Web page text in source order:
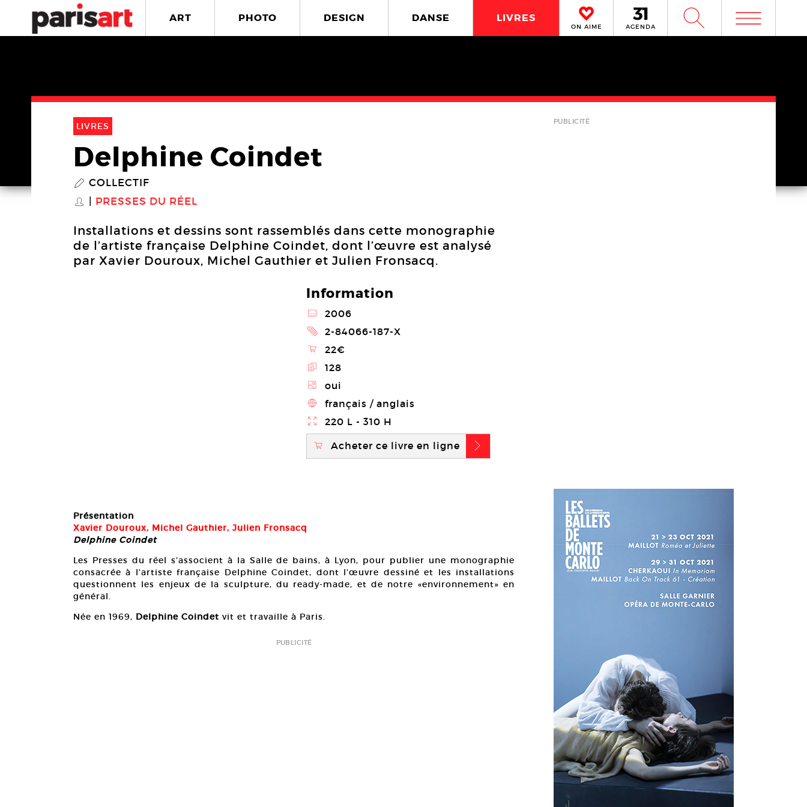
ART PHOTO DESIGN DANSE LIVRES
ON AIME AGENDA W m
LIVRES
Delphine Coindet
P COLLECTIF
S PRESSES DU RÉEL
Installations et dessins sont rassemblés dans cette monographie
de l’artiste française Delphine Coindet, dont l’œuvre est analysé
par Xavier Douroux, Michel Gauthier et Julien Fronsacq.
Information
@ 2006
2 2-84066-187-X
\ 22€
E 128
Z oui
4 français / anglais
} 220 L - 310 H
\ Acheter ce livre en ligne b
Présentation
Xavier Douroux, Michel Gauthier, Julien Fronsacq
Delphine Coindet
Les Presses du réel s’associent à la Salle de bains, à Lyon, pour publier une monographie
consacrée à l’artiste française Delphine Coindet, dont l’œuvre dessiné et les installations
questionnent les enjeux de la sculpture, du ready-made, et de notre «environnement» en
général.
Née en 1969, Delphine Coindet vit et travaille à Paris.
PUBLICITÉ
PUBLICITÉ